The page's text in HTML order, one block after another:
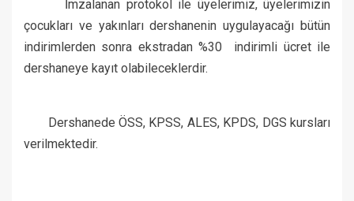
İmzalanan protokol ile üyelerimiz, üyelerimizin
çocukları ve yakınları dershanenin uygulayacağı bütün
indirimlerden sonra ekstradan %30 indirimli ücret ile
dershaneye kayıt olabileceklerdir.
Dershanede ÖSS, KPSS, ALES, KPDS, DGS kursları
verilmektedir.